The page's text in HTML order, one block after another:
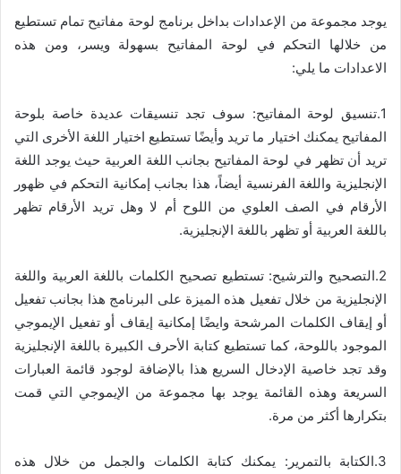
يوجد مجموعة من الإعدادات بداخل برنامج لوحة مفاتيح تمام تستطيع
من خلالها التحكم في لوحة المفاتيح بسهولة ويسر، ومن هذه
الاعدادات ما يلي:
1.تنسيق لوحة المفاتيح: سوف تجد تنسيقات عديدة خاصة بلوحة
المفاتيح يمكنك اختيار ما تريد وأيضًا تستطيع اختيار اللغة الأخرى التي
تريد أن تظهر في لوحة المفاتيح بجانب اللغة العربية حيث يوجد اللغة
الإنجليزية واللغة الفرنسية أيضاً، هذا بجانب إمكانية التحكم في ظهور
الأرقام في الصف العلوي من اللوح أم لا وهل تريد الأرقام تظهر
باللغة العربية أو تظهر باللغة الإنجليزية.
2.التصحيح والترشيح: تستطيع تصحيح الكلمات باللغة العربية واللغة
الإنجليزية من خلال تفعيل هذه الميزة على البرنامج هذا بجانب تفعيل
أو إيقاف الكلمات المرشحة وايضًا إمكانية إيقاف أو تفعيل الإيموجي
الموجود باللوحة، كما تستطيع كتابة الأحرف الكبيرة باللغة الإنجليزية
وقد تجد خاصية الإدخال السريع هذا بالإضافة لوجود قائمة العبارات
السريعة وهذه القائمة يوجد بها مجموعة من الإيموجي التي قمت
بتكرارها أكثر من مرة.
3.الكتابة بالتمرير: يمكنك كتابة الكلمات والجمل من خلال هذه